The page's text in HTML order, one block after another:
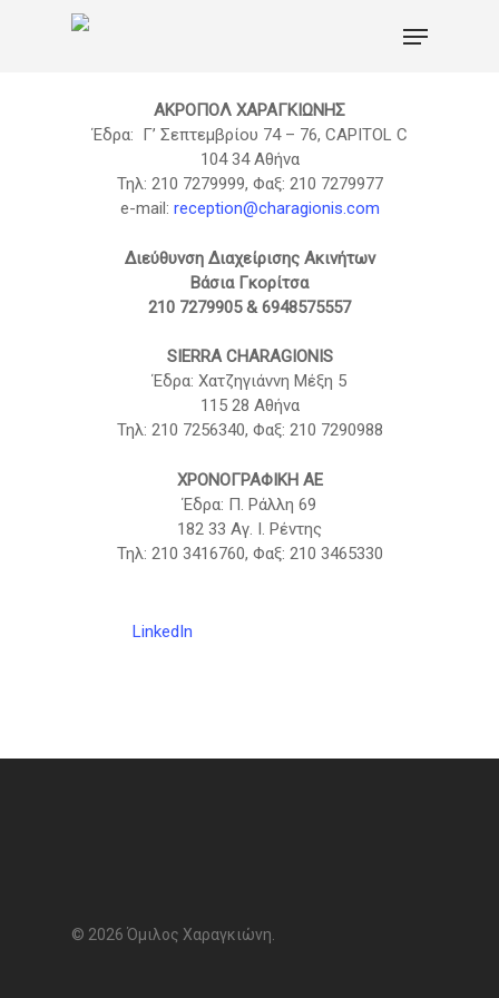
Hit enter to search or ESC to close
ΑΚΡΟΠΟΛ ΧΑΡΑΓΚΙΩΝΗΣ
Έδρα: Γ’ Σεπτεμβρίου 74 – 76, CAPITOL C
104 34 Αθήνα
Τηλ: 210 7279999, Φαξ: 210 7279977
e-mail: reception@charagionis.com
Διεύθυνση Διαχείρισης Ακινήτων
Βάσια Γκορίτσα
210 7279905 & 6948575557
SIERRA CHARAGIONIS
Έδρα: Χατζηγιάννη Μέξη 5
115 28 Αθήνα
Τηλ: 210 7256340, Φαξ: 210 7290988
ΧΡΟΝΟΓΡΑΦΙΚΗ ΑΕ
Έδρα: Π. Ράλλη 69
182 33 Αγ. Ι. Ρέντης
Τηλ: 210 3416760, Φαξ: 210 3465330
LinkedIn
© 2026 Όμιλος Χαραγκιώνη.